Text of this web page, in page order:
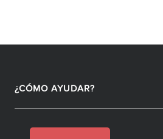
¿CÓMO AYUDAR?